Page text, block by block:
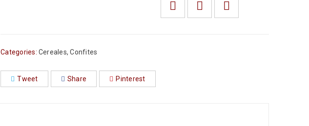
Categories: Cereales,Confites
Tweet Share Pinterest